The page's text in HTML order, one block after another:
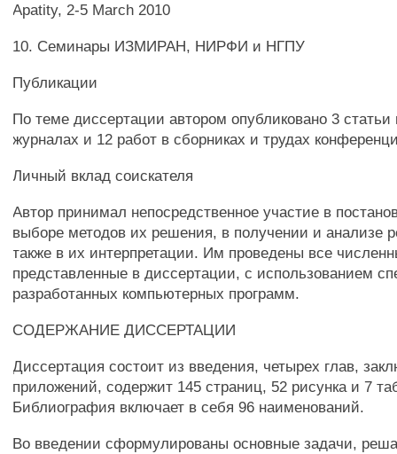
Apatity, 2-5 March 2010
10. Семинары ИЗМИРАН, НИРФИ и НГПУ
Публикации
По теме диссертации автором опубликовано 3
журналах и 12 работ в сборниках и трудах
Личный вклад соискателя
Автор принимал непосредственное участие в
выборе методов их решения, в получении и анализе
также в их интерпретации. Им проведены все
представленные в диссертации, с использованием
разработанных компьютерных программ.
СОДЕРЖАНИЕ ДИССЕРТАЦИИ
Диссертация состоит из введения, четырех глав,
приложений, содержит 145 страниц, 52 рисунка и 7
Библиография включает в себя 96 наименований.
Во введении сформулированы основные задачи,